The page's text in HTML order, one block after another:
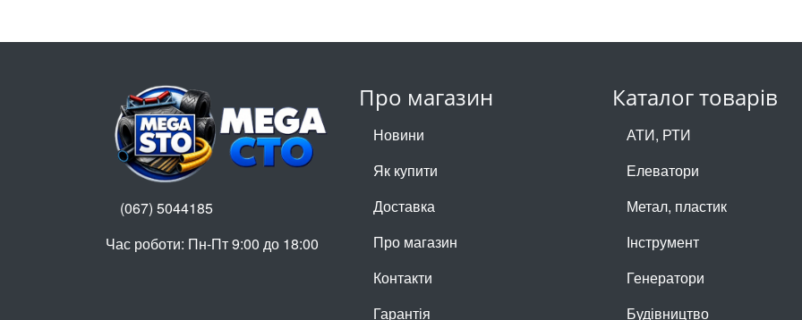
Про магазин
Новини
Як купити
Доставка
Про магазин
Контакти
Гарантія
Каталог товарів
АТИ, РТИ
Елеватори
Метал, пластик
Інструмент
Генератори
Будівництво
(067) 5044185
Час роботи: Пн-Пт 9:00 до 18:00